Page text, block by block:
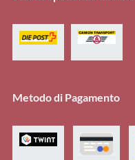
Metodo di Pagamento